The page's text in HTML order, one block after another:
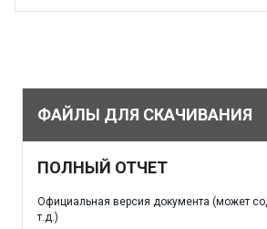
ФАЙЛЫ ДЛЯ СКАЧИВАНИЯ
ПОЛНЫЙ ОТЧЕТ
Официальная версия документа (может
т.д.)